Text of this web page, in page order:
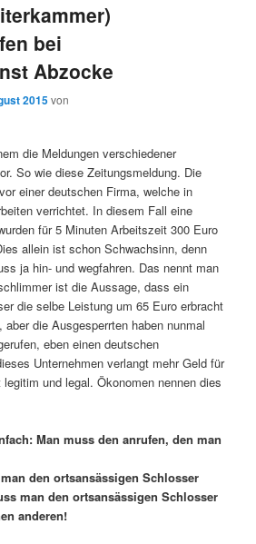
bei
Abzocke
2015von
die Meldungen verschiedener
So wie diese Zeitungsmeldung. Die
einer deutschen Firma, welche in
verrichtet. In diesem Fall eine
für 5 Minuten Arbeitszeit 300 Euro
allein ist schon Schwachsinn, denn
ja hin- und wegfahren. Das nennt man
ist die Aussage, dass ein
die selbe Leistung um 65 Euro erbracht
die Ausgesperrten haben nunmal
eben einen deutschen
Unternehmen verlangt mehr Geld für
und legal. Ökonomen nennen dies
Man muss den anrufen, den man
den ortsansässigen Schlosser
man den ortsansässigen Schlosser
anderen!